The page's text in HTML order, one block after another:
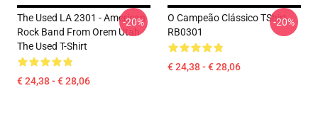
The Used LA 2301 - American
Rock Band From Orem Utah
The Used T-Shirt
€ 24,38 - € 28,06
-20%
O Campeão Clássico TShirt
RB0301
€ 24,38 - € 28,06
-20%